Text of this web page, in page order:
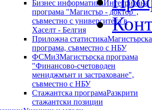
Бизнес информатикаИнтегрирана
програма "Магистър - доктор",
съвместно с университета в
Хаселт - Белгия
Приложна статистикаМагистърска
програма, съвместно с НБУ
ФСМиЗМагистърска програма
"Финансово-счетоводен
мениджмънт и застраховане",
съвместно с НБУ
Стажантска програмаРазкрити
стажантски позиции